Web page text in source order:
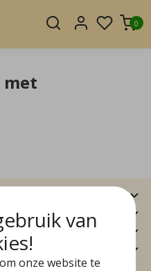
0
met
van
onze website te